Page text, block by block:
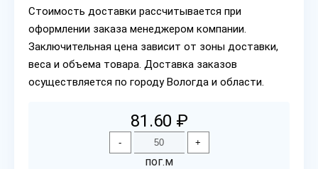
Стоимость доставки рассчитывается при
оформлении заказа менеджером компании.
Заключительная цена зависит от зоны доставки,
веса и объема товара. Доставка заказов
осуществляется по городу Вологда и области.
81.60 ₽
- +
пог.м